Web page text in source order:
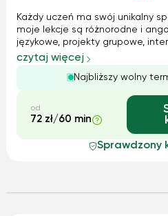
Każdy uczeń ma swój unikalny
moje lekcje są różnorodne i
językowe, projekty grupowe,
nowoczesne technologie, aby
uczestniczyli w zajęciach.
dzieci i młodzieży, pomagając
czytaj więcej
Najbliższy wolny
od
72 zł/60 min
Sprawdzony